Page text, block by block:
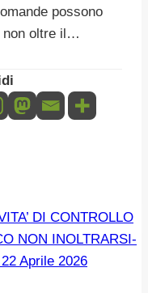
possono
non oltre il…